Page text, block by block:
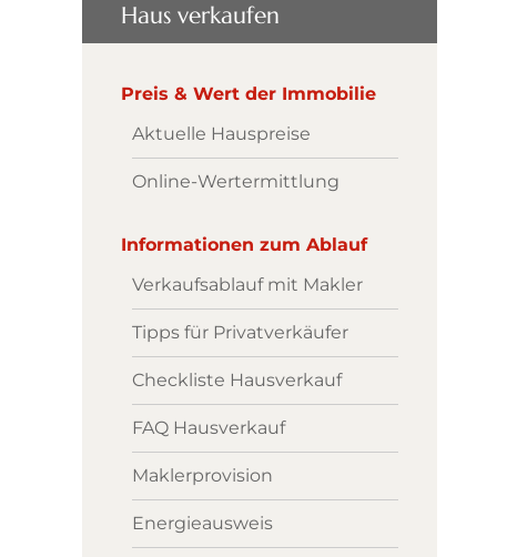
Haus verkaufen
Preis & Wert der Immobilie
Aktuelle Hauspreise
Online-Wertermittlung
Informationen zum Ablauf
Verkaufsablauf mit Makler
Tipps für Privatverkäufer
Checkliste Hausverkauf
FAQ Hausverkauf
Maklerprovision
Energieausweis